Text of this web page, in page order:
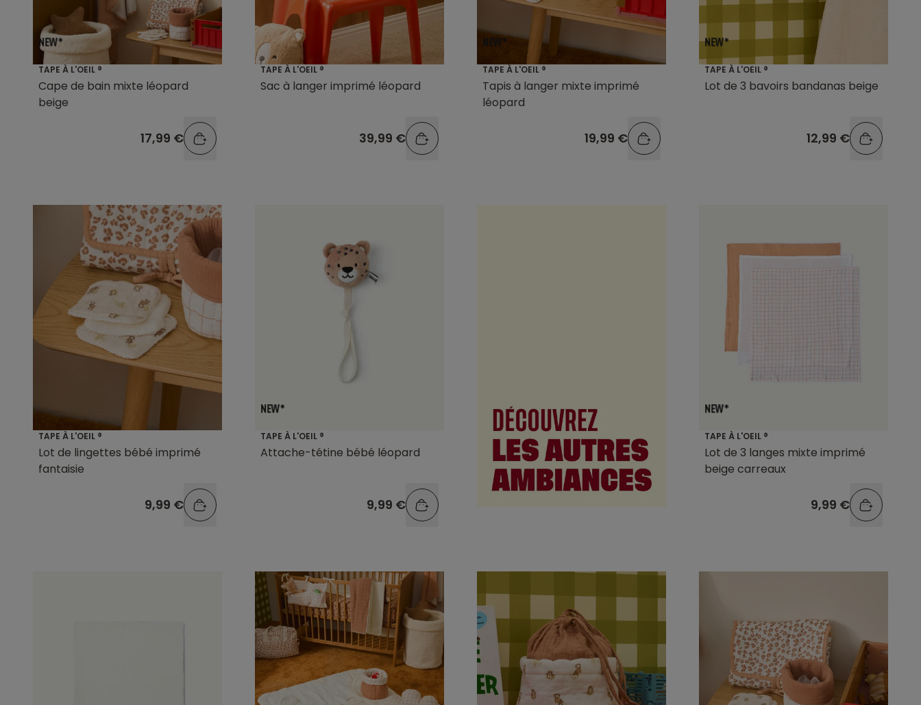
TAPE À L'OEIL ®
Cape de bain mixte léopard
beige
17,99 €
TAPE À L'OEIL ®
Sac à langer imprimé léopard
39,99 €
TAPE À L'OEIL ®
Tapis à langer mixte imprimé
léopard
19,99 €
TAPE À L'OEIL ®
Lot de 3 bavoirs bandanas beige
12,99 €
TAPE À L'OEIL ®
Lot de lingettes bébé imprimé
fantaisie
9,99 €
TAPE À L'OEIL ®
Attache-tétine bébé léopard
9,99 €
TAPE À L'OEIL ®
Lot de 3 langes mixte imprimé
beige carreaux
9,99 €